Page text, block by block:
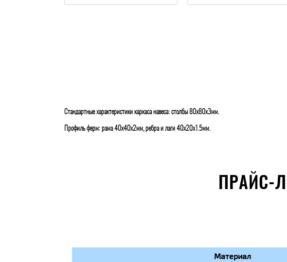
Стандартные характеристики каркаса навеса: столбы 80х80х3мм.
Профиль ферм: рама 40х40х2мм, ребра и лаги 40х20х1.5мм.
ПРАЙС-
Материал